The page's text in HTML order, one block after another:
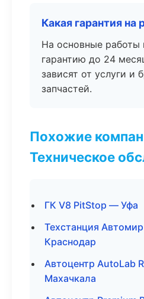
Какая гарантия на
На основные работы
гарантию до 24
зависят от услуги и
запчастей.
Похожие
Техническое
ГК V8 PitStop — Уфа
Техстанция
Краснодар
Автоцентр AutoLab
Махачкала